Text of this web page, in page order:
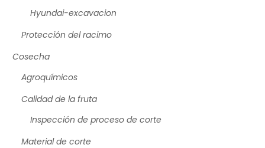
Hyundai-excavacion
Protección del racimo
Cosecha
Agroquímicos
Calidad de la fruta
Inspección de proceso de corte
Material de corte